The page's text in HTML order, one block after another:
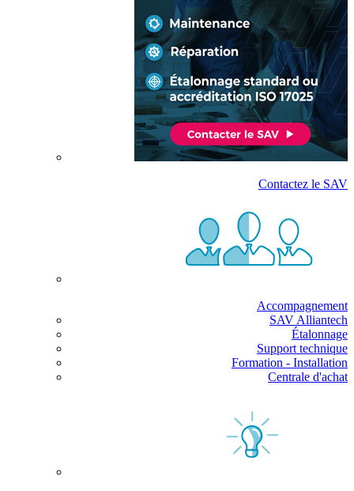
Contactez le SAV
Accompagnement
SAV Alliantech
Étalonnage
Support technique
Formation - Installation
Centrale d'achat